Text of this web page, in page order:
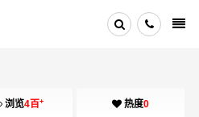
浏览4百+ 热度0